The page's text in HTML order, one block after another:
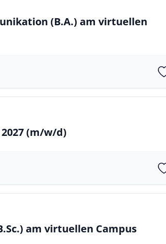
(B.A.) am virtuellen
(m/w/d)
am virtuellen Campus